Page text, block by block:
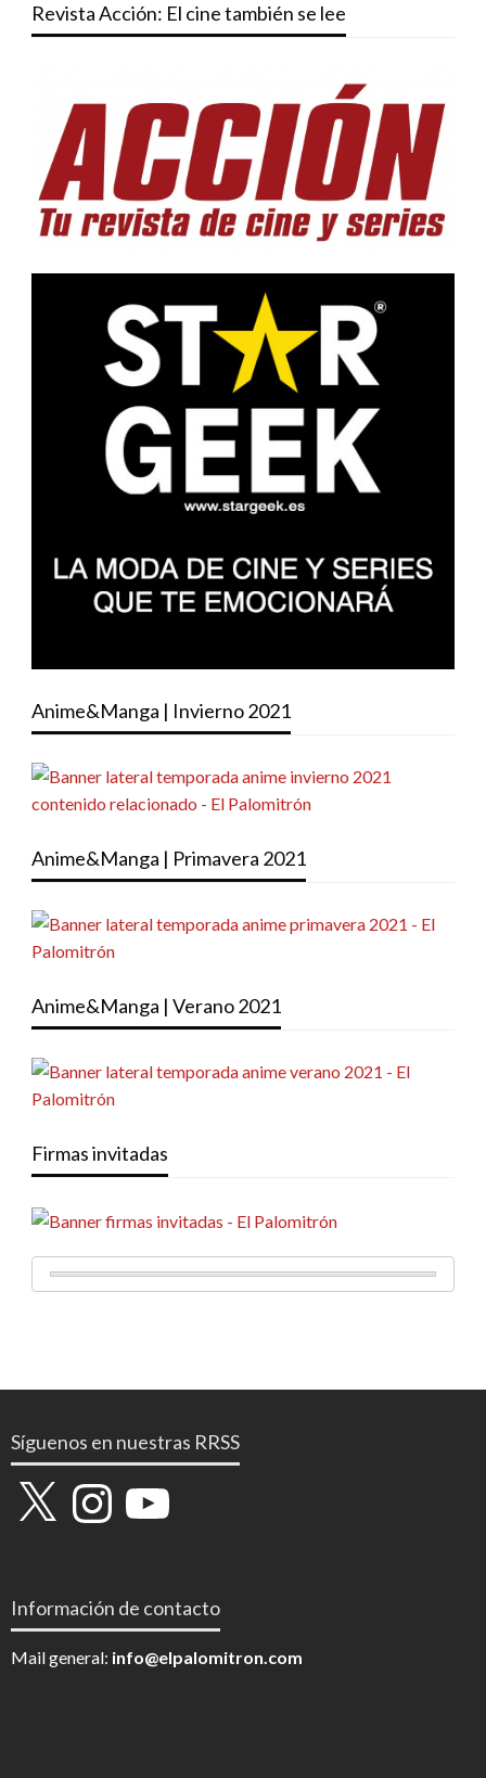
Revista Acción: El cine también se lee
Anime&Manga | Invierno 2021
Anime&Manga | Primavera 2021
Anime&Manga | Verano 2021
Firmas invitadas
Síguenos en nuestras RRSS
X InstagramYouTube
Información de contacto
Mail general: info@elpalomitron.com